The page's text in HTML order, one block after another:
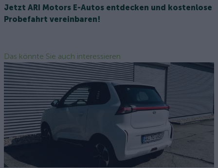
Jetzt ARI Motors E-Autos entdecken und kostenlose
Probefahrt vereinbaren!
Das könnte Sie auch interessieren